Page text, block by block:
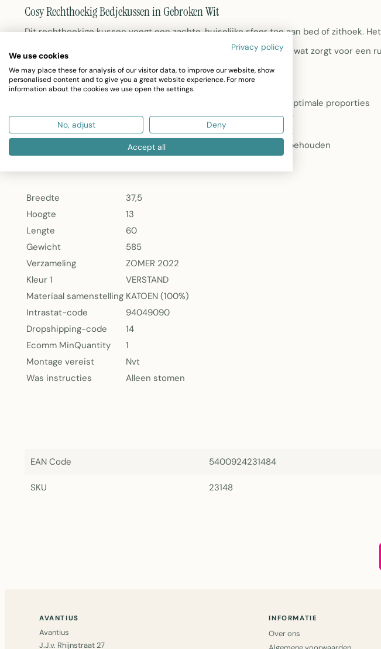
Cosy Rechthoekig Bedjekussen in Gebroken Wit
Dit rechthoekige kussen voegt een zachte, huiselijke sfeer toe aan bed of zithoek.
volledig vervaardigd uit 100% katoen in een subtiel gebroken wit, wat zorgt voor een
warme uitstraling die bij verschillende interieurstielen aansluit.
60 cm lang, 37,5 cm breed en 13 cm dik voor optimale proporties
Materiaal:100% katoen met een natuurlijke, zachte textuur
Kleur:Gebroken wit voor een universeel en elegant uiterlijk
Alleen stomen aanbevolen om de kwaliteit te behouden
Breedte
37,5
Hoogte
13
Lengte
60
Gewicht
585
Verzameling
ZOMER 2022
Kleur 1
VERSTAND
Materiaal samenstelling KATOEN (100%)
Intrastat-code
94049090
Dropshipping-code
14
Ecomm MinQuantity
1
Montage vereist
Nvt
Was instructies
Alleen stomen
EAN Code 5400924231484
SKU 23148
AVANTIUS
Avantius
J.J.v. Rhijnstraat 27
INFORMATIE
Over ons
Privacy policy
We use cookies
We may place these for analysis of our visitor data, to improve our website, show
personalised content and to give you a great website experience. For more
information about the cookies we use open the settings.
No, adjust Deny
Accept all